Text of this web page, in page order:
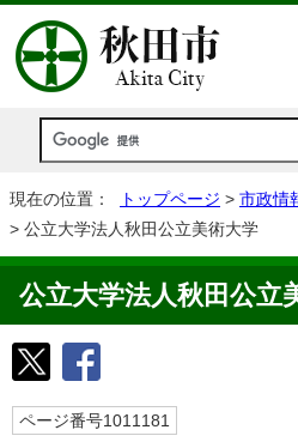
現在の位置： トップページ > 市政情
> 公立大学法人秋田公立美術大学
公立大学法人秋田公立
ページ番号1011181